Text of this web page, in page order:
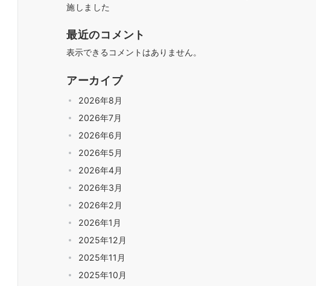
施しました
最近のコメント
表示できるコメントはありません。
アーカイブ
2026年8月
2026年7月
2026年6月
2026年5月
2026年4月
2026年3月
2026年2月
2026年1月
2025年12月
2025年11月
2025年10月